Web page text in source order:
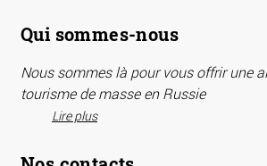
Qui sommes-nous
Nous sommes là pour vous offrir une
tourisme de masse en Russie
Lire plus